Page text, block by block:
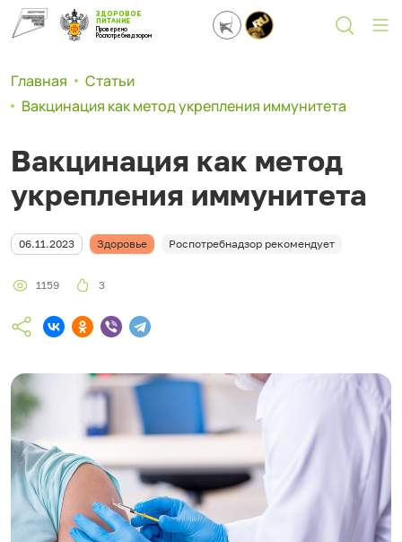
ЗДОРОВОЕ
ПИТАНИЕ
Проверено
Роспотребнадзором
Главная
Статьи
Вакцинация как метод укрепления иммунитета
Вакцинация как метод
укрепления иммунитета
06.11.2023 Здоровье Роспотребнадзор рекомендует
1159 3